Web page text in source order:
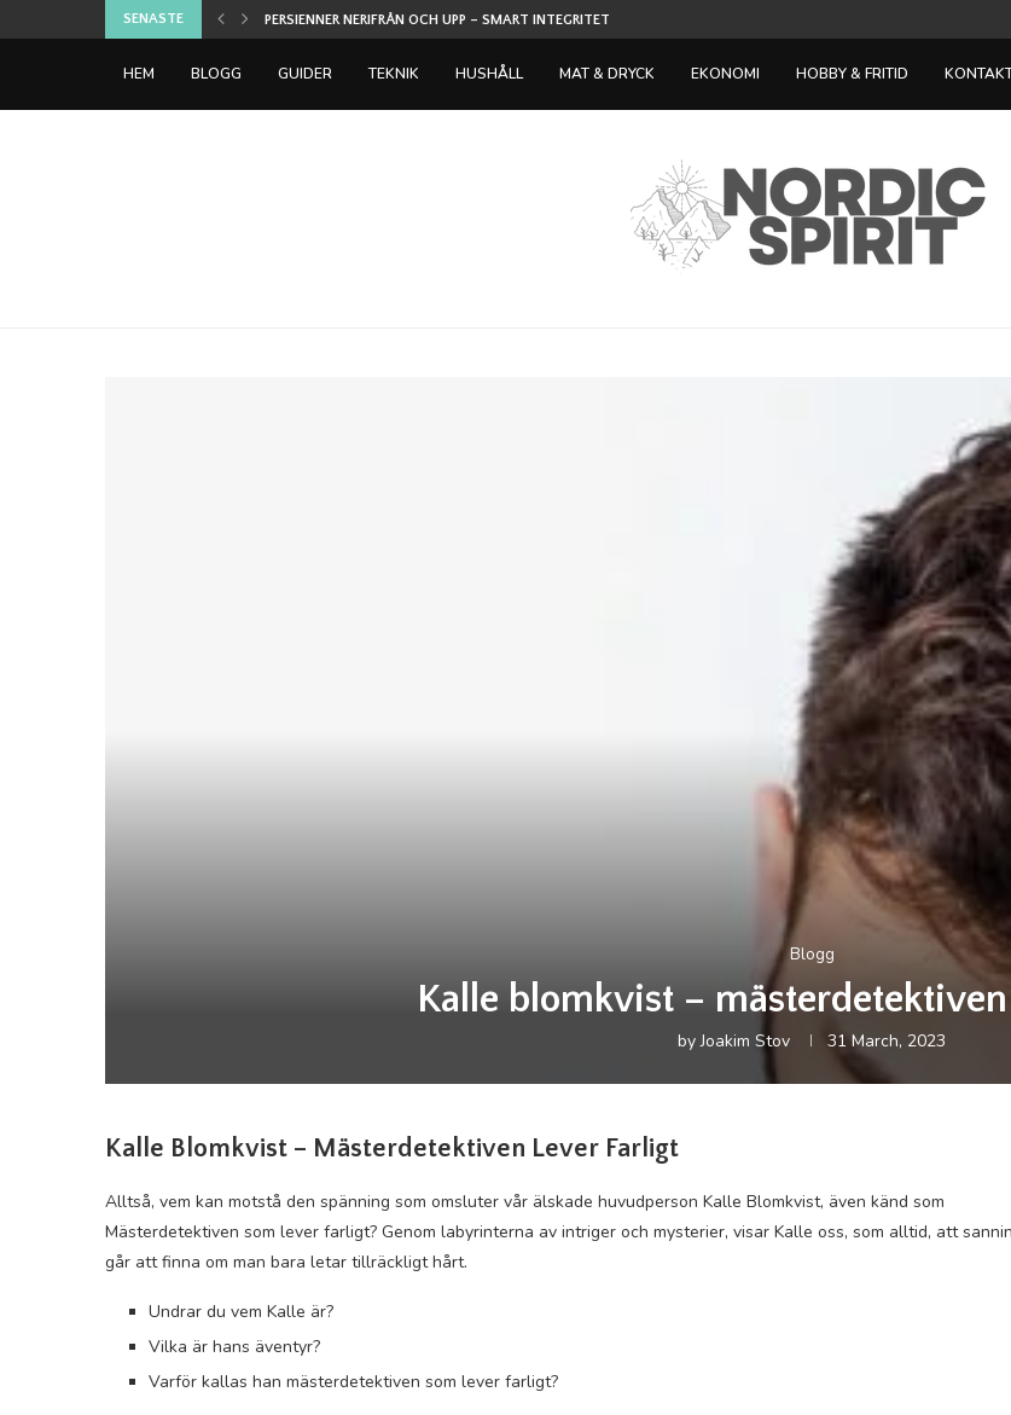
SENASTE
HEM BLOGG GUIDER TEKNIK HUSHÅLL MAT & DRYCK EKONOMI HOBBY & FRITID
Blogg
Kalle blomkvist –
byJoakim Stov 31 March, 2023
Kalle Blomkvist – Mästerdetektiven Lever Farligt
Alltså, vem kan motstå den spänning som omsluter vår älskade huvudperson Kalle Blomkvist, även känd som
Mästerdetektiven som lever farligt? Genom labyrinterna av intriger och mysterier, visar Kalle oss, som alltid, att
går att finna om man bara letar tillräckligt hårt.
Undrar du vem Kalle är?
Vilka är hans äventyr?
Varför kallas han mästerdetektiven som lever farligt?